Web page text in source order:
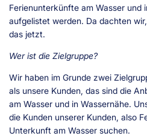
Ferienunterkünfte am Wasser und
aufgelistet werden. Da dachten
das jetzt.
Wer ist die Zielgruppe?
Wir haben im Grunde zwei
als unsere Kunden, das sind die
am Wasser und in Wassernähe.
die Kunden unserer Kunden, also
Unterkunft am Wasser suchen.